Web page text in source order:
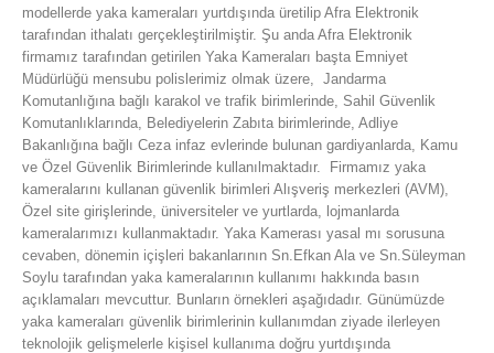
modellerde yaka kameraları yurtdışında üretilip Afra Elektronik
tarafından ithalatı gerçekleştirilmiştir. Şu anda Afra Elektronik
firmamız tarafından getirilen Yaka Kameraları başta Emniyet
Müdürlüğü mensubu polislerimiz olmak üzere, Jandarma
Komutanlığına bağlı karakol ve trafik birimlerinde, Sahil Güvenlik
Komutanlıklarında, Belediyelerin Zabıta birimlerinde, Adliye
Bakanlığına bağlı Ceza infaz evlerinde bulunan gardiyanlarda, Kamu
ve Özel Güvenlik Birimlerinde kullanılmaktadır. Firmamız yaka
kameralarını kullanan güvenlik birimleri Alışveriş merkezleri (AVM),
Özel site girişlerinde, üniversiteler ve yurtlarda, lojmanlarda
kameralarımızı kullanmaktadır. Yaka Kamerası yasal mı sorusuna
cevaben, dönemin içişleri bakanlarının Sn.Efkan Ala ve Sn.Süleyman
Soylu tarafından yaka kameralarının kullanımı hakkında basın
açıklamaları mevcuttur. Bunların örnekleri aşağıdadır. Günümüzde
yaka kameraları güvenlik birimlerinin kullanımdan ziyade ilerleyen
teknolojik gelişmelerle kişisel kullanıma doğru yurtdışında